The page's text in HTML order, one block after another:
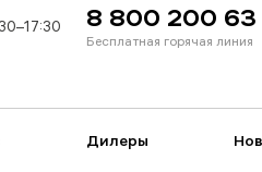
8 800 200 63
Бесплатная горячая линия
Дилеры